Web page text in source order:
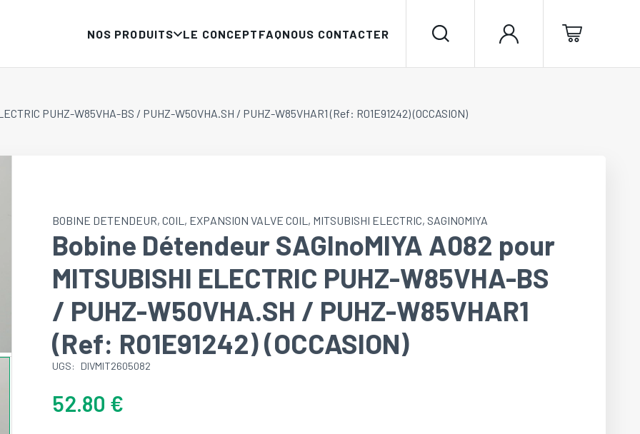
NOS PRODUITS LE CONCEPT FAQNOUS CONTACTER
PUHZ-W85VHA-BS / PUHZ-W50VHA.SH / PUHZ-W85VHAR1 (Ref: R01E91242) (OCCASION)
BOBINE DETENDEUR, COIL , EXPANSION VALVE COIL , MITSUBISHI ELECTRIC, SAGINOMIYA
Bobine Détendeur SAGInoMIYA A082 pour
MITSUBISHI ELECTRIC PUHZ-W85VHA-BS
/ PUHZ-W50VHA.SH / PUHZ-W85VHAR1
(Ref: R01E91242) (OCCASION)
UGS: DIVMIT2605082
52.80 €